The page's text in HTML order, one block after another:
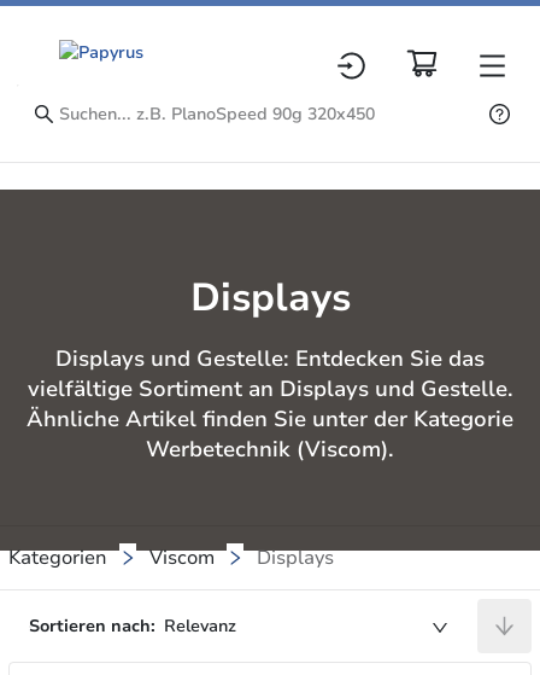
Displays
Displays und Gestelle: Entdecken Sie das
vielfältige Sortiment an Displays und Gestelle.
Ähnliche Artikel finden Sie unter der Kategorie
Werbetechnik (Viscom).
Kategorien Viscom Displays
Sortieren nach: Relevanz